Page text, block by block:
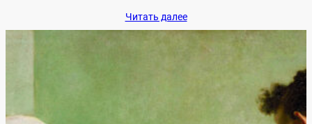
Чи­тать да­лее